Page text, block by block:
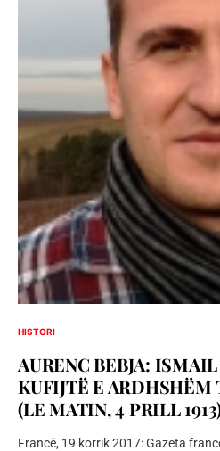
HISTORI
AURENC BEBJA:
KUFIJTË E ARDHSHËM
(LE MATIN, 4 PRILL
Francë, 19 korrik 2017: Gazeta